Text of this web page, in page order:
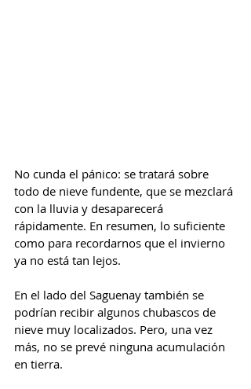
No cunda el pánico: se tratará sobre
todo de nieve fundente, que se mezclará
con la lluvia y desaparecerá
rápidamente. En resumen, lo suficiente
como para recordarnos que el invierno
ya no está tan lejos.
En el lado del Saguenay también se
podrían recibir algunos chubascos de
nieve muy localizados. Pero, una vez
más, no se prevé ninguna acumulación
en tierra.